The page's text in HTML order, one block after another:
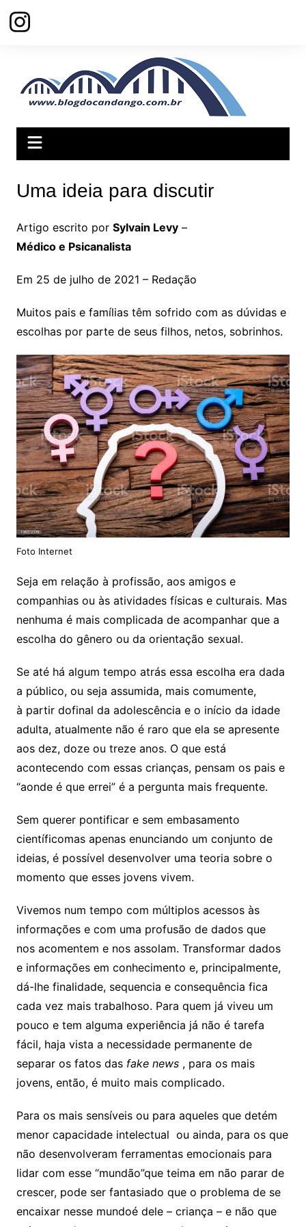
para
Uma ideia para discutir
Artigo escrito por Sylvain Levy–
Médico e Psicanalista
Em 25 de julho de 2021 – Redação
Muitos pais e famílias têm sofrido com as dúvidas e
escolhas por parte de seus filhos, netos, sobrinhos.
Foto Internet
Seja em relação à profissão, aos amigos e
companhias ou às atividades físicas e culturais. Mas
nenhuma é mais complicada de acompanhar que a
escolha do gênero ou da orientação sexual.
Se até há algum tempo atrás essa escolha era dada
a público, ou seja assumida, mais comumente,
à partir dofinal da adolescência e o início da idade
adulta, atualmente não é raro que ela se apresente
aos dez, doze ou treze anos. O que está
acontecendo com essas crianças, pensam os pais e
“aonde é que errei” é a pergunta mais frequente.
Sem querer pontificar e sem embasamento
científicomas apenas enunciando um conjunto de
ideias, é possível desenvolver uma teoria sobre o
momento que esses jovens vivem.
Vivemos num tempo com múltiplos acessos às
informações e com uma profusão de dados que
nos acomentem e nos assolam. Transformar dados
e informações em conhecimento e, principalmente,
dá-lhe finalidade, sequencia e consequência fica
cada vez mais trabalhoso. Para quem já viveu um
pouco e tem alguma experiência já não é tarefa
fácil, haja vista a necessidade permanente de
separar os fatos das fake news, para os mais
jovens, então, é muito mais complicado.
Para os mais sensíveis ou para aqueles que detém
menor capacidade intelectual ou ainda, para os que
não desenvolveram ferramentas emocionais para
lidar com esse “mundão”que teima em não parar de
crescer, pode ser fantasiado que o problema de se
encaixar nesse mundoé dele – criança – e não que